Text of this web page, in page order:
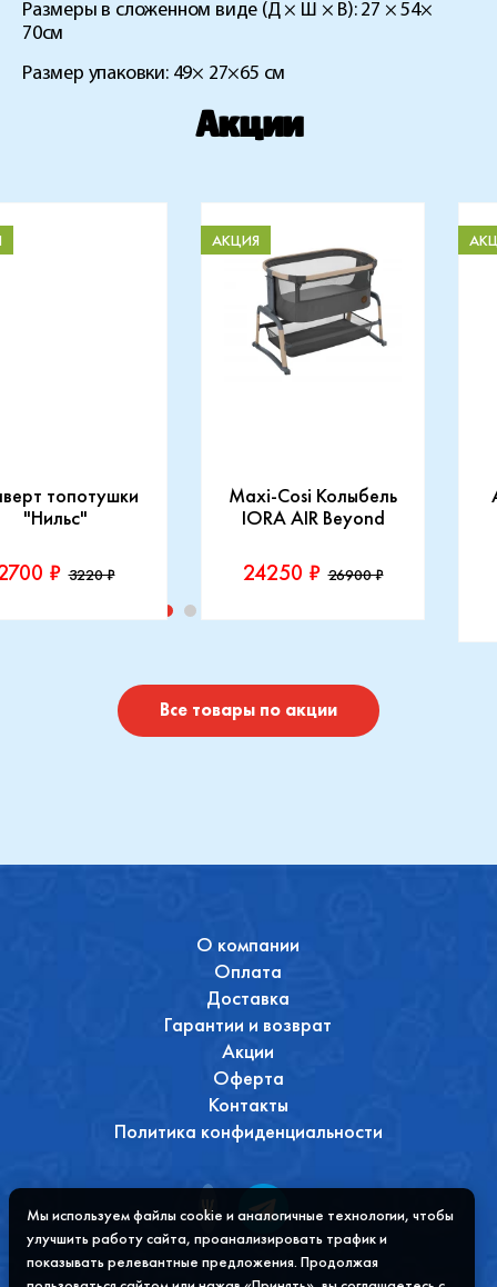
Размеры в сложенном виде (Д × Ш × В): 27 × 54×
70см
Размер упаковки: 49× 27×65 см
Акции
топотушки
"Нильс"
₽ 3220 ₽
Maxi-Cosi Колыбель
IORA AIR Beyond
АКЦИЯ
24250 ₽ 26900 ₽
Производитель::
Купить
Все товары по акции
О компании
Оплата
Доставка
Гарантии и возврат
Акции
Оферта
Контакты
Политика конфиденциальности
Мы используем файлы cookie и аналогичные технологии, чтобы
улучшить работу сайта, проанализировать трафик и
показывать релевантные предложения. Продолжая